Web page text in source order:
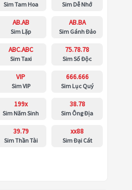
Sim Tam Hoa Sim Dễ Nhớ
AB.AB
Sim Lặp
AB.BA
Sim Gánh Đảo
ABC.ABC
Sim Taxi
75.78.78
Sim Số Độc
VIP
Sim VIP
666.666
Sim Lục Quý
199x
Sim Năm Sinh
38.78
Sim Ông Địa
39.79
Sim Thần Tài
xx88
Sim Đại Cát